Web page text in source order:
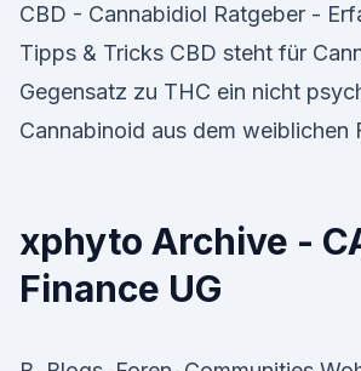
CBD - Cannabidiol Ratgeber -
Tipps & Tricks CBD steht für
Gegensatz zu THC ein nicht
Cannabinoid aus dem weiblichen
xphyto Archive -
Finance UG